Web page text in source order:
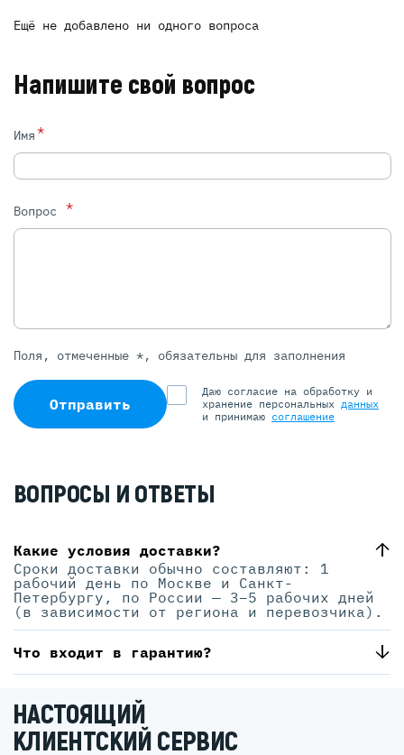
Ещё не добавлено ни одного вопроса
Напишите свой вопрос
Имя*
Вопрос *
Поля, отмеченные *, обязательны для заполнения
Отправить
Даю согласие на обработку и
хранение персональных данных
и принимаю соглашение
ВОПРОСЫ И ОТВЕТЫ
Какие условия доставки?
Сроки доставки обычно составляют: 1
рабочий день по Москве и Санкт-
Петербургу, по России — 3–5 рабочих дней
(в зависимости от региона и перевозчика).
Что входит в гарантию?
НАСТОЯЩИЙ
КЛИЕНТСКИЙ СЕРВИС